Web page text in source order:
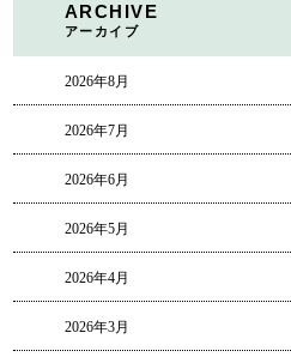
ARCHIVE
アーカイブ
2026年8月
2026年7月
2026年6月
2026年5月
2026年4月
2026年3月